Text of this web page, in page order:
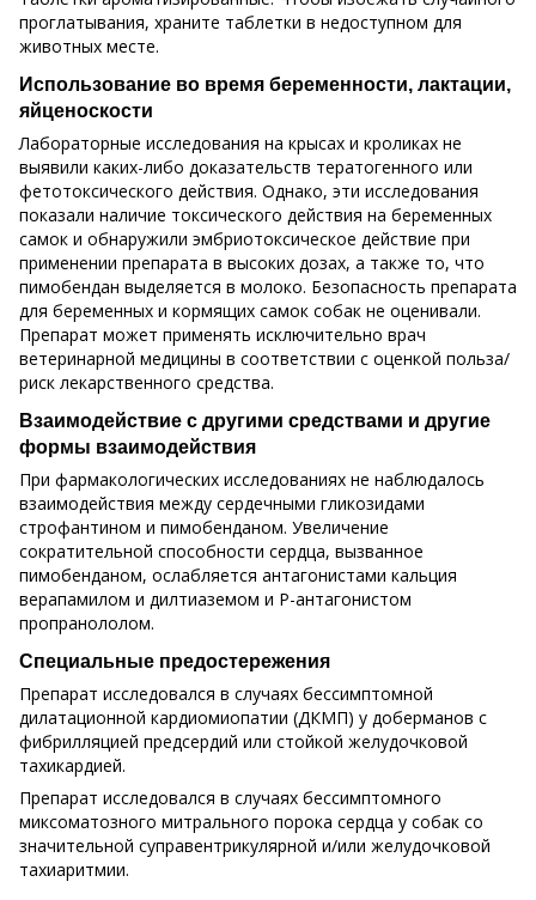
проглатывания, храните таблетки в недоступном для
животных месте.
Использование во время беременности, лактации,
яйценоскости
Лабораторные исследования на крысах и кроликах не
выявили каких-либо доказательств тератогенного или
фетотоксического действия. Однако, эти исследования
показали наличие токсического действия на беременных
самок и обнаружили эмбриотоксическое действие при
применении препарата в высоких дозах, а также то, что
пимобендан выделяется в молоко. Безопасность препарата
для беременных и кормящих самок собак не оценивали.
Препарат может применять исключительно врач
ветеринарной медицины в соответствии с оценкой польза/
риск лекарственного средства.
Взаимодействие с другими средствами и другие
формы взаимодействия
При фармакологических исследованиях не наблюдалось
взаимодействия между сердечными гликозидами
строфантином и пимобенданом. Увеличение
сократительной способности сердца, вызванное
пимобенданом, ослабляется антагонистами кальция
верапамилом и дилтиаземом и Р-антагонистом
пропранололом.
Специальные предостережения
Препарат исследовался в случаях бессимптомной
дилатационной кардиомиопатии (ДКМП) у доберманов с
фибрилляцией предсердий или стойкой желудочковой
тахикардией.
Препарат исследовался в случаях бессимптомного
миксоматозного митрального порока сердца у собак со
значительной суправентрикулярной и/или желудочковой
тахиаритмии.